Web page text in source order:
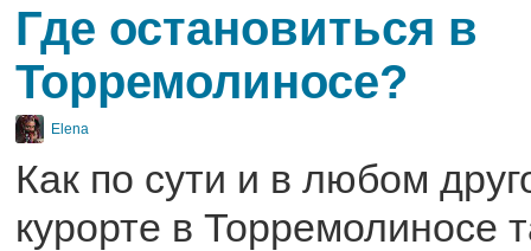
Где остановиться в
Торремолиносе?
Elena
Как по сути и в любом
курорте в Торремолиносе